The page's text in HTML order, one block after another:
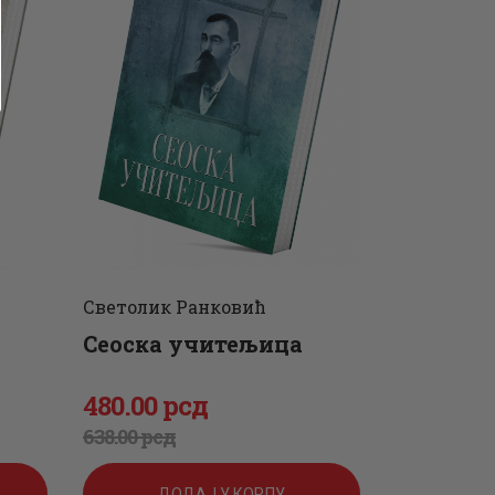
Светолик Ранковић
Сеоска учитељица
638.00рсд
Оригинална
цена
480.00рсд
Тренутна
цена